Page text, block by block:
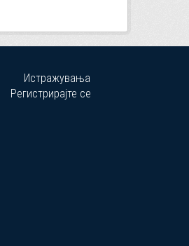
Истражувања
Регистрирајте се